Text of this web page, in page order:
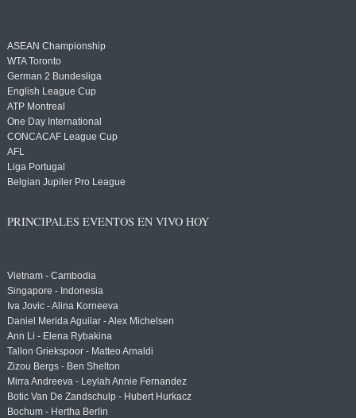
ASEAN Championship
WTA Toronto
German 2 Bundesliga
English League Cup
ATP Montreal
One Day International
CONCACAF League Cup
AFL
Liga Portugal
Belgian Jupiler Pro League
PRINCIPALES EVENTOS EN VIVO HOY
Vietnam - Cambodia
Singapore - Indonesia
Iva Jovic - Alina Korneeva
Daniel Merida Aguilar - Alex Michelsen
Ann Li - Elena Rybakina
Tallon Griekspoor - Matteo Arnaldi
Zizou Bergs - Ben Shelton
Mirra Andreeva - Leylah Annie Fernandez
Botic Van De Zandschulp - Hubert Hurkacz
Bochum - Hertha Berlin